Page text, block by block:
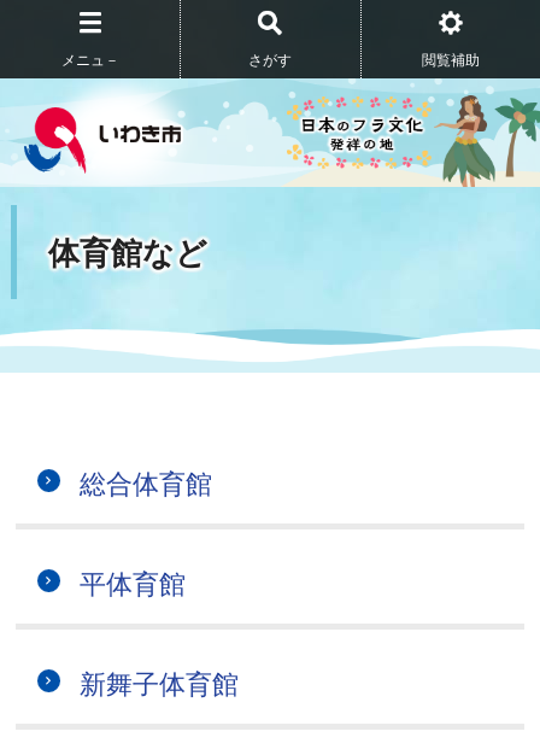
メニュ－ さがす 閲覧補助
体育館など
総合体育館
平体育館
新舞子体育館